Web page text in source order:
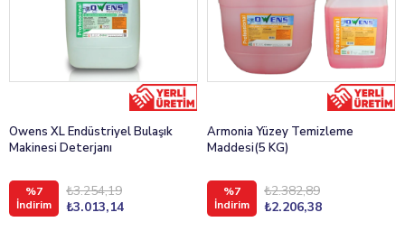
Owens XL Endüstriyel Bulaşık
Makinesi Deterjanı
%7
İndirim
₺3.013,14
₺3.254,19
Armonia Yüzey Temizleme
Maddesi(5 KG)
%7
İndirim
₺2.206,38
₺2.382,89